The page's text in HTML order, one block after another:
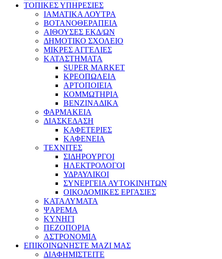
ΤΟΠΙΚΕΣ ΥΠΗΡΕΣΙΕΣ
ΙΑΜΑΤΙΚΑ ΛΟΥΤΡΑ
ΒΟΤΑΝΟΘΕΡΑΠΕΙΑ
ΑΙΘΟΥΣΕΣ ΕΚΔ/ΩΝ
ΔΗΜΟΤΙΚΟ ΣΧΟΛΕΙΟ
ΜΙΚΡΕΣ ΑΓΓΕΛΙΕΣ
ΚΑΤΑΣΤΗΜΑΤΑ
SUPER MARKET
ΚΡΕΟΠΩΛΕΙΑ
ΑΡΤΟΠΟΙΕΙΑ
ΚΟΜΜΩΤΗΡΙΑ
ΒΕΝΖΙΝΑΔΙΚΑ
ΦΑΡΜΑΚΕΙΑ
ΔΙΑΣΚΕΔΑΣΗ
ΚΑΦΕΤΕΡΙΕΣ
ΚΑΦΕΝΕΙΑ
ΤΕΧΝΙΤΕΣ
ΣΙΔΗΡΟΥΡΓΟΙ
ΗΛΕΚΤΡΟΛΟΓΟΙ
ΥΔΡΑΥΛΙΚΟΙ
ΣΥΝΕΡΓΕΙΑ ΑΥΤΟΚΙΝΗΤΩΝ
ΟΙΚΟΔΟΜΙΚΕΣ ΕΡΓΑΣΙΕΣ
ΚΑΤΑΛΥΜΑΤΑ
ΨΑΡΕΜΑ
ΚΥΝΗΓΙ
ΠΕΖΟΠΟΡΙΑ
ΑΣΤΡΟΝΟΜΙΑ
ΕΠΙΚΟΙΝΩΝΗΣΤΕ ΜΑΖΙ ΜΑΣ
ΔΙΑΦΗΜΙΣΤΕΙΤΕ